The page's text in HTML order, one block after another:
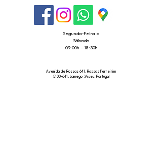
Segunda-Feira a
Sábado
09:00h - 18:30h
Avenida de Rossas 641, Rossas Ferreirim
5100-641, Lamego ,Viseu, Portugal